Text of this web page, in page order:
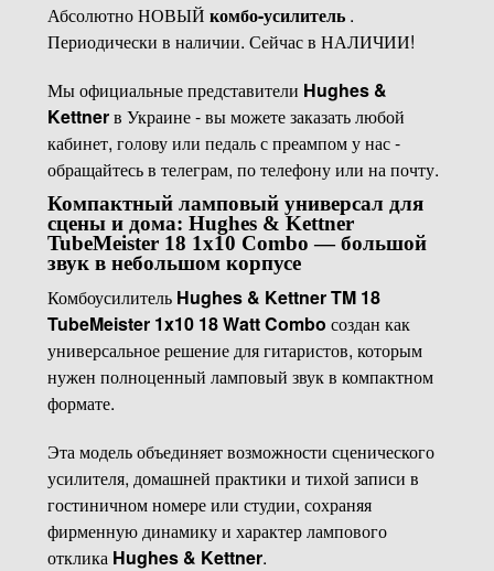
Абсолютно НОВЫЙ комбо-усилитель .
Периодически в наличии. Сейчас в НАЛИЧИИ!
Мы официальные представители Hughes &
Kettnerв Украине - вы можете заказать любой
кабинет, голову или педаль с преампом у нас -
обращайтесь в телеграм, по телефону или на почту.
Компактный ламповый универсал для
сцены и дома: Hughes & Kettner
TubeMeister 18 1x10 Combo — большой
звук в небольшом корпусе
Комбоусилитель Hughes & Kettner TM 18
TubeMeister 1x10 18 Watt Combo создан как
универсальное решение для гитаристов, которым
нужен полноценный ламповый звук в компактном
формате.
Эта модель объединяет возможности сценического
усилителя, домашней практики и тихой записи в
гостиничном номере или студии, сохраняя
фирменную динамику и характер лампового
отклика Hughes & Kettner.